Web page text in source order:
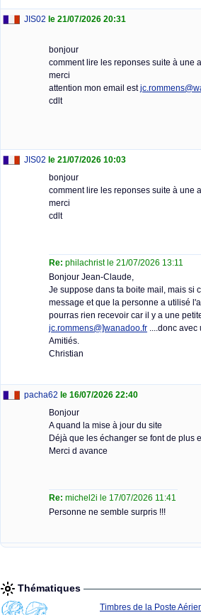
JIS02 le 21/07/2026 20:31
bonjour
comment lire les reponses suite à une
merci
attention mon email est
cdlt
JIS02 le 21/07/2026 10:03
bonjour
comment lire les reponses suite à une
merci
cdlt
Re: philachrist le 21/07/2026 13:11
Bonjour Jean-Claude,
Je suppose dans ta boite mail, mais si
message et que la personne a utilisé
pourras rien recevoir car il y a une
jc.rommens@]wanadoo.fr ....donc
Amitiés.
Christian
pacha62 le 16/07/2026 22:40
Bonjour
A quand la mise à jour du site
Déjà que les échanger se font de plus
Merci d avance
Re: michel2i le 17/07/2026 11:41
Personne ne semble surpris !!!
Thématiques
Timbres de la Poste